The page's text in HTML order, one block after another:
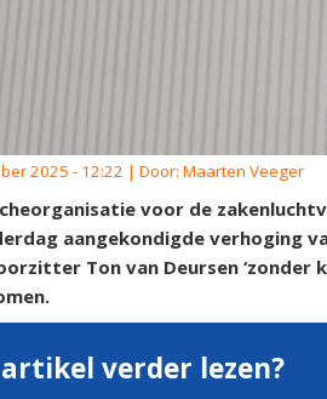
2025 - 12:22 | Door: Maarten Veeger
voor de
aangekondigde verhoging
Ton van Deursen ‘zonder
verder lezen?